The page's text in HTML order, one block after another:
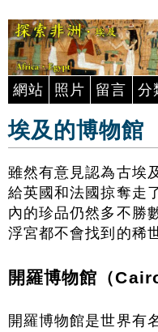
網站 照片 留言 分
埃及的博物館
雖然有意見認為古埃
給英國和法國掠奪走
內的珍品仍然多不勝
浮宮都不會找到的稀
開羅博物館（
開羅博物館是世界有